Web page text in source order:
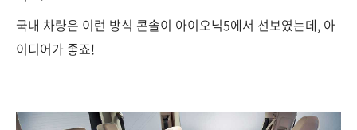
국내 차량은 이런 방식 콘솔이 아이오닉5에서 선보였는데, 아
이디어가 좋죠!